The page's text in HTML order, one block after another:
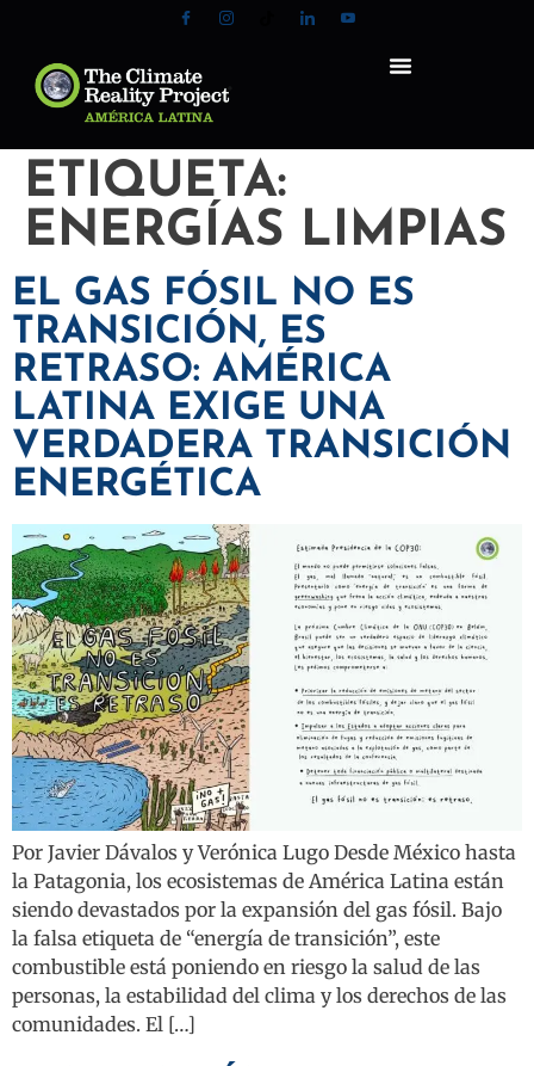
ETIQUETA:
ENERGÍAS LIMPIAS
EL GAS FÓSIL NO ES
TRANSICIÓN, ES
RETRASO: AMÉRICA
LATINA EXIGE UNA
VERDADERA TRANSICIÓN
ENERGÉTICA
Por Javier Dávalos y Verónica Lugo Desde México hasta
la Patagonia, los ecosistemas de América Latina están
siendo devastados por la expansión del gas fósil. Bajo
la falsa etiqueta de “energía de transición”, este
combustible está poniendo en riesgo la salud de las
personas, la estabilidad del clima y los derechos de las
comunidades. El […]